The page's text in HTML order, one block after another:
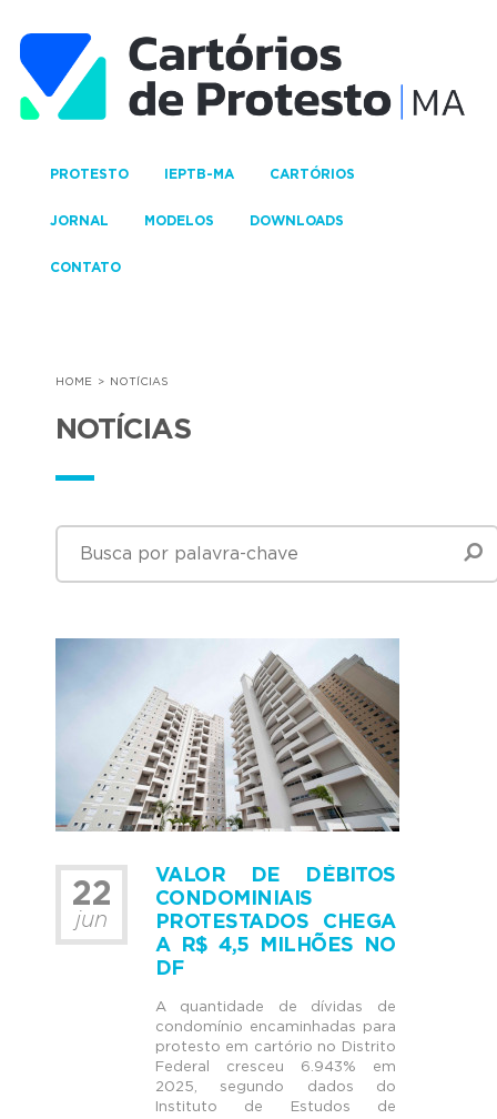
PROTESTO IEPTB-MA CARTÓRIOS
JORNAL MODELOS DOWNLOADS
CONTATO
HOME NOTÍCIAS
NOTÍCIAS
22
jun
VALOR DE DÉBITOS
CONDOMINIAIS
PROTESTADOS CHEGA
A R$ 4,5 MILHÕES NO
DF
A quantidade de dívidas de
condomínio encaminhadas para
protesto em cartório no Distrito
Federal cresceu 6.943% em
2025, segundo dados do
Instituto de Estudos de